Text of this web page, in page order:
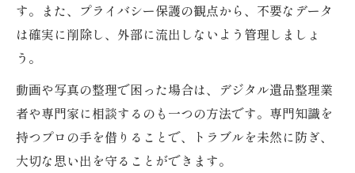
す。また、プライバシー保護の観点から、不要なデータ
は確実に削除し、外部に流出しないよう管理しましょ
う。
動画や写真の整理で困った場合は、デジタル遺品整理業
者や専門家に相談するのも一つの方法です。専門知識を
持つプロの手を借りることで、トラブルを未然に防ぎ、
大切な思い出を守ることができます。